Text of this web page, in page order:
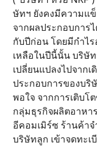
ษัทฯ ยังคงมีความแ
จากผลประกอบการ
กับปีก่อน โดยมีกำไ
เหลือในปีนี้นั้น บริษั
เปลี่ยนแปลงไปจาก
ประกอบการของบริ
พอใจ จากการเติบโ
กลุ่มธุรกิจผลิตอาหา
อีคอมเมิร์ซ ร้านค้า
บริษัทลูก เข้าจดทะ